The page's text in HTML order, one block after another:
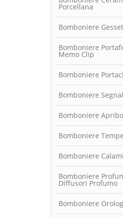
Porcellana
Bomboniere
Bomboniere
Memo Clip
Bomboniere
Bomboniere
Bomboniere
Bomboniere
Bomboniere
Bomboniere
Diffusori Profumo
Bomboniere